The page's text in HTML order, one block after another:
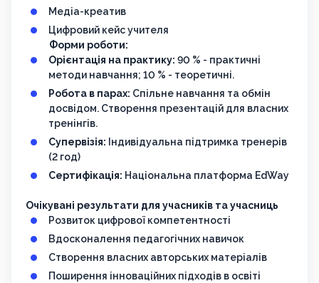
Медіа-креатив
Цифровий кейс учителя
Форми роботи:
Орієнтація на практику: 90 % - практичні
методи навчання; 10 % - теоретичні.
Робота в парах: Спільне навчання та обмін
досвідом. Створення презентацій для власних
тренінгів.
Супервізія: Індивідуальна підтримка тренерів
(2 год)
Сертифікація: Національна платформа EdWay
Очікувані результати для учасників та учасниць
Розвиток цифрової компетентності
Вдосконалення педагогічних навичок
Створення власних авторських матеріалів
Поширення інноваційних підходів в освіті